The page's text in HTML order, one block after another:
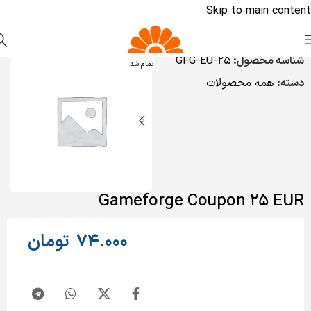
Skip to main content
تمام شد شناسه محصول: GFG-EU-25
دسته: همه محصولات
Gameforge Coupon 25 EUR
74.000 تومان